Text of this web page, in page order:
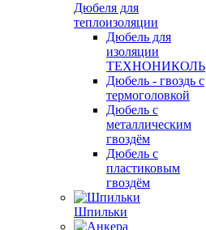
Дюбеля для
теплоизоляции
Дюбель для
изоляции
ТЕХНОНИКОЛЬ
Дюбель - гвоздь с
термоголовкой
Дюбель с
металлическим
гвоздём
Дюбель с
пластиковым
гвоздём
Шпильки